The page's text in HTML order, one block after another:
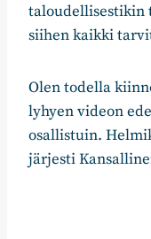
taloudellisestikin
siihen kaikki
Olen todella
lyhyen videon
osallistuin.
järjesti